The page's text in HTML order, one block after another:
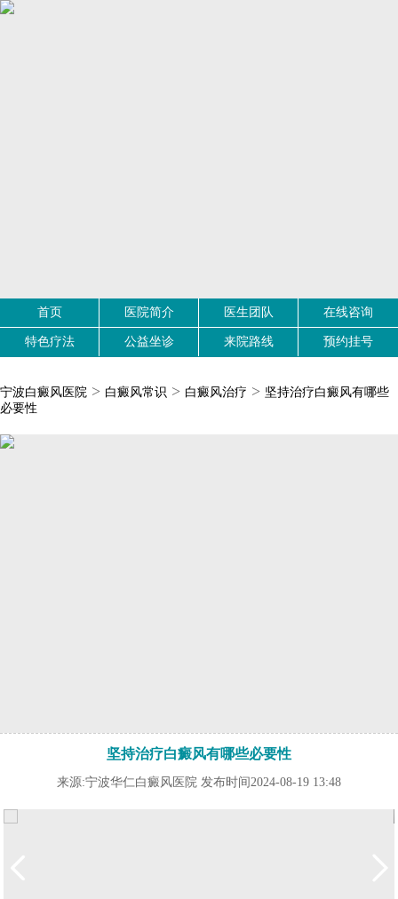
首页 医院简介 医生团队 在线咨询
特色疗法 公益坐诊 来院路线 预约挂号
宁波白癜风医院 > 白癜风常识 > 白癜风治疗 > 坚持治疗白癜风有哪些
必要性
坚持治疗白癜风有哪些必要性
来源:宁波华仁白癜风医院 发布时间2024-08-19 13:48